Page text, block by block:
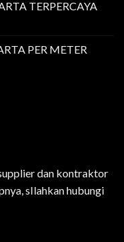
TERPERCAYA
PER METER
dan kontraktor
sIlahkan hubungi